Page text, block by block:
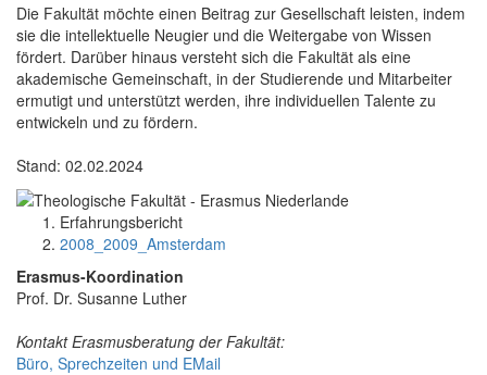
Die Fakultät möchte einen Beitrag zur Gesellschaft leisten, indem
sie die intellektuelle Neugier und die Weitergabe von Wissen
fördert. Darüber hinaus versteht sich die Fakultät als eine
akademische Gemeinschaft, in der Studierende und Mitarbeiter
ermutigt und unterstützt werden, ihre individuellen Talente zu
entwickeln und zu fördern.
Stand: 02.02.2024
Erfahrungsbericht
2008_2009_Amsterdam
Erasmus-Koordination
Prof. Dr. Susanne Luther
Kontakt Erasmusberatung der Fakultät:
Büro, Sprechzeiten und EMail